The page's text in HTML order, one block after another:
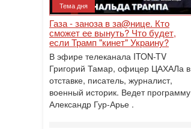
Тема дня
Газа - заноза в за@нице. Кто
сможет ее вынуть? Что будет,
если Трамп "кинет" Украину?
В эфире телеканала ITON-TV
Григорий Тамар, офицер ЦАХАЛа в
отставке, писатель, журналист,
военный историк. Ведет программу
Александр Гур-Арье .